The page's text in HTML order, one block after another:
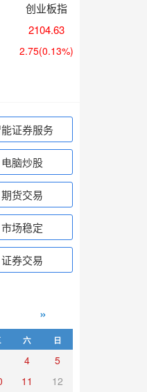
创业板指
2104.63
2.75(0.13%)
证券服务
电脑炒股
期货交易
市场稳定
证券交易
»
六 日
4
5
11
12